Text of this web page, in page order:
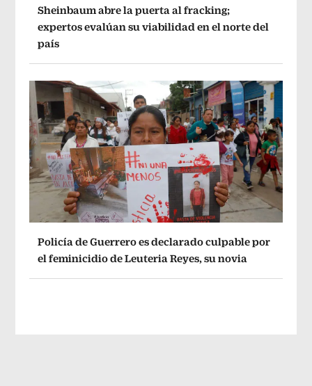
Sheinbaum abre la puerta al fracking;
expertos evalúan su viabilidad en el norte del
país
Policía de Guerrero es declarado culpable por
el feminicidio de Leuteria Reyes, su novia